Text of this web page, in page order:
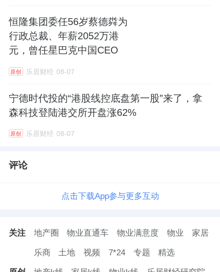
恒隆集团委任56岁蔡德粦为
行政总裁、年薪2052万港
元，曾任星巴克中国CEO
原创 乐居财经 08-07
宁德时代投的“港股线控底盘第一股”来了，拿
森科技登陆港交所开盘涨62%
原创 乐居财经 08-07
评论
点击下载App参与更多互动
关注 地产圈 物业直通车 物业满意度 物业 家居
乐商 土地 视频 7*24 专题 精选